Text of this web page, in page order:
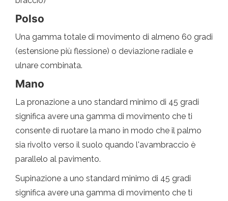
Polso
Una gamma totale di movimento di almeno 60 gradi
(estensione più flessione) o deviazione radiale e
ulnare combinata.
Mano
La pronazione a uno standard minimo di 45 gradi
significa avere una gamma di movimento che ti
consente di ruotare la mano in modo che il palmo
sia rivolto verso il suolo quando l'avambraccio è
parallelo al pavimento.
Supinazione a uno standard minimo di 45 gradi
significa avere una gamma di movimento che ti